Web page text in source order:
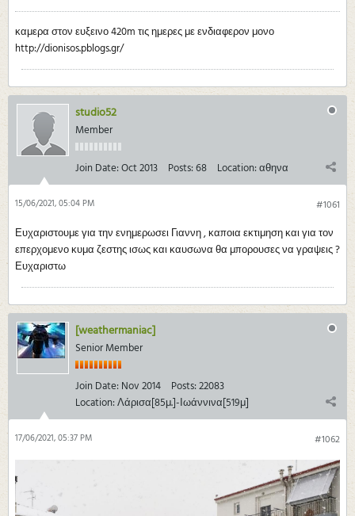
καμερα στον ευξεινο 420m τις ημερες με ενδιαφερον μονο
http://dionisos.pblogs.gr/
studio52
Member
Join Date:Oct 2013 Posts:68 Location:αθηνα
#1061
15/06/2021, 05:04 PM
Ευχαριστουμε για την ενημερωσει Γιαννη , καποια εκτιμηση και για τον
επερχομενο κυμα ζεστης ισως και καυσωνα θα μπορουσες να γραψεις ?
Ευχαριστω
[weathermaniac]
Senior Member
Join Date: Nov 2014 Posts:22083
Location:Λάρισα[85μ.]-Ιωάννινα[519μ]
#1062
17/06/2021, 05:37 PM